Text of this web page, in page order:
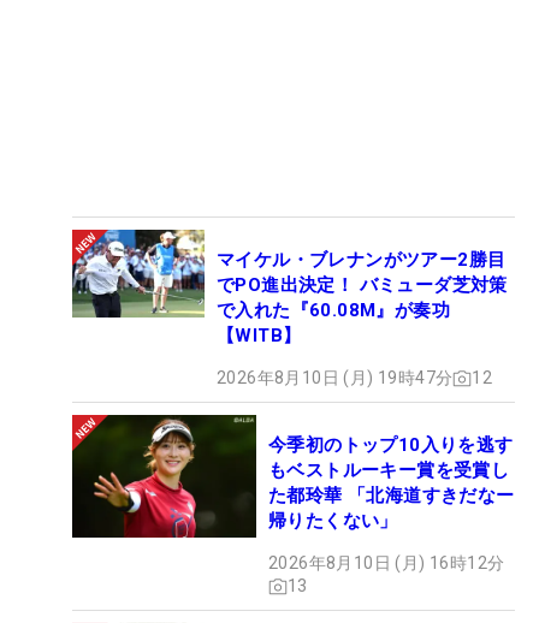
マイケル・ブレナンがツアー2勝目
でPO進出決定！ バミューダ芝対策
で入れた『60.08M』が奏功
【WITB】
2026年8月10日 (月) 19時47分 12
今季初のトップ10入りを逃す
もベストルーキー賞を受賞し
た都玲華 「北海道すきだなー
帰りたくない」
2026年8月10日 (月) 16時12分
13